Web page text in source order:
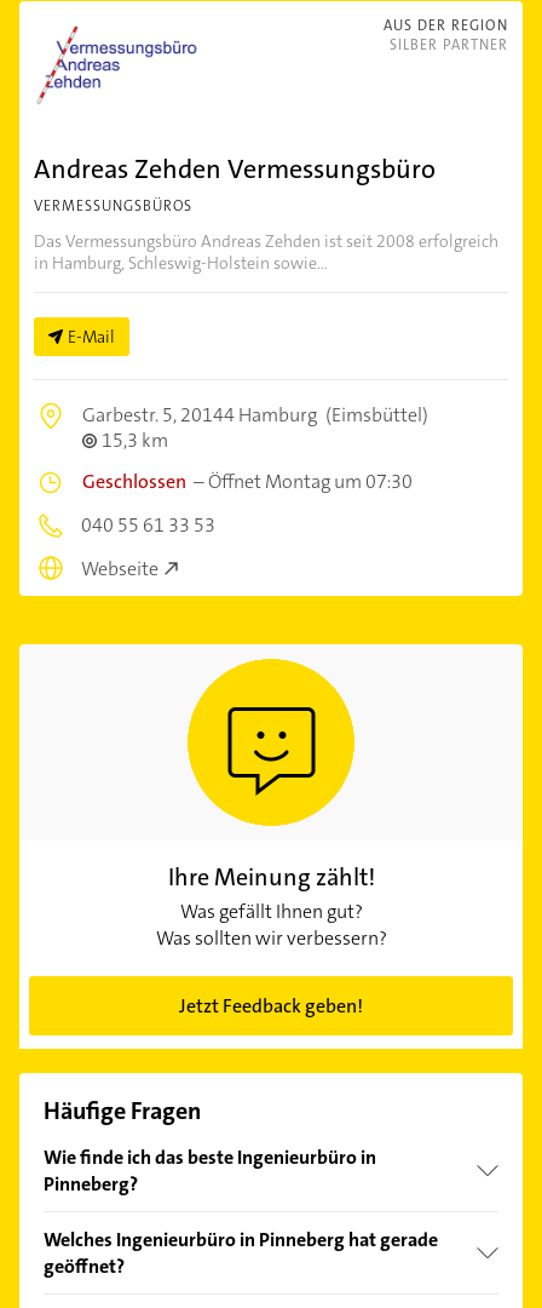
AUS DER REGION
SILBER PARTNER
Andreas Zehden Vermessungsbüro
VERMESSUNGSBÜROS
Das Vermessungsbüro Andreas Zehden ist seit 2008 erfolgreich
in Hamburg, Schleswig-Holstein sowie...
E-Mail
Garbestr. 5,20144 Hamburg (Eimsbüttel)
15,3 km
Geschlossen –Öffnet Montag um 07:30
040 55 61 33 53
Webseite
Ihre Meinung zählt!
Was gefällt Ihnen gut?
Was sollten wir verbessern?
Jetzt Feedback geben!
Häufige Fragen
Wie finde ich das beste Ingenieurbüro in
Pinneberg?
Kundenmeinungen und profitieren Sie von den
Empfehlungen. Die Suchergebnisse können Sie sich
Welches Ingenieurbüro in Pinneberg hat gerade
geöffnet?